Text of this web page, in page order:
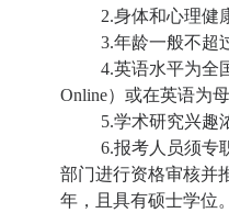
2.身体和心理健
3.年龄一般不超
4.英语水平为全
Online）或在英语为
5.学术研究兴趣
6.报考人员须专
部门进行资格审核并
年，且具有硕士学位。